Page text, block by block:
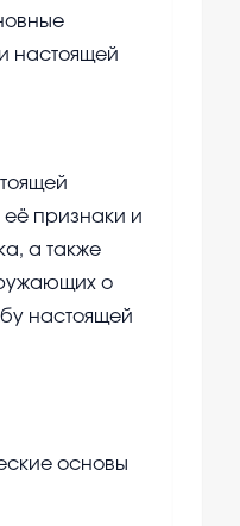
настоящей
признаки и
а также
о
настоящей
основы